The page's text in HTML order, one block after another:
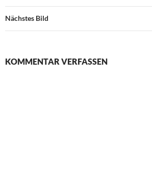
Nächstes Bild
KOMMENTAR VERFASSEN